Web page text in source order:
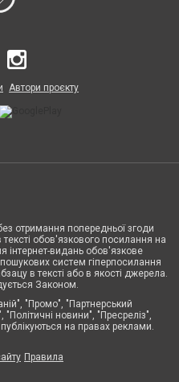
Автори проєкту
отримання попередньої згоди
обов'язкового посилання на
інтернет-видань обов'язкове
систем гіперпосилання
в тексті або в якості джерела.
Законом.
"Промо", "Партнерський
новини", "Пресреліз",
на правах реклами.
Правила